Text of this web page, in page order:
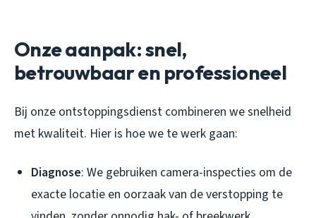
Onze aanpak: snel,
betrouwbaar en professioneel
Bij onze ontstoppingsdienst combineren we snelheid
met kwaliteit. Hier is hoe we te werk gaan:
Diagnose: We gebruiken camera-inspecties om de
exacte locatie en oorzaak van de verstopping te